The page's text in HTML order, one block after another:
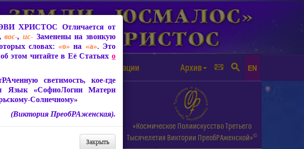
Защита от чипизации Архив EN
Живое Слово Матери Мира.
Статьи, Книги, Видео, Аудио и др.
«Космическое Полиискусство Третьего
Тысячелетия Виктории ПреобРАженской»©
ХРИСТОС Отличается от
вос-, ис-Заменены на звонкую
словах: «о» на «а». Это
этом читайте в Её Статьях о
светимость, кое-где
Язык «СофиоЛогии Матери
Солнечному»
(Виктория ПреобРАженская).
Закрыть